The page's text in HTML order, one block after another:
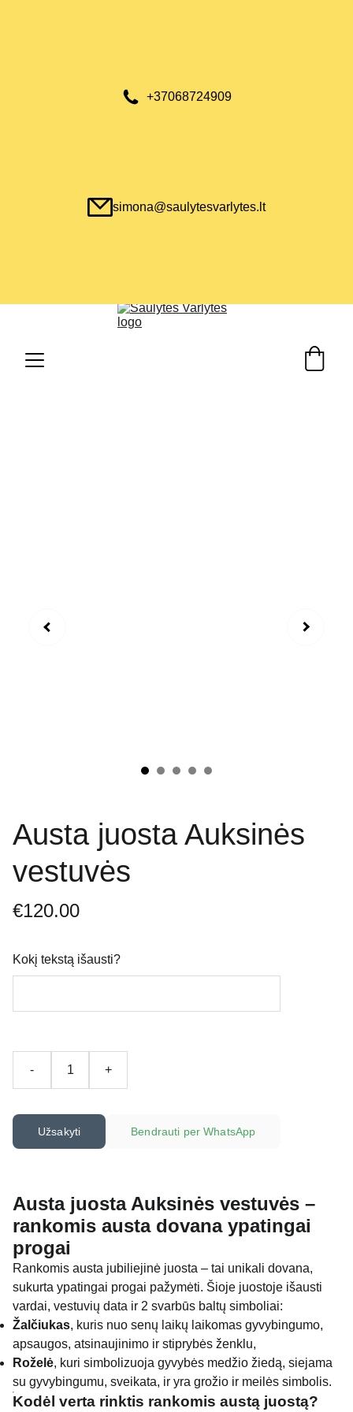
Austa juosta Auksinės
vestuvės
€120.00
Kokį tekstą išausti?
- +
Užsakyti Bendrauti per WhatsApp
Austa juosta Auksinės vestuvės –
rankomis austa dovana ypatingai
progai
Rankomis austa jubiliejinė juosta – tai unikali dovana,
sukurta ypatingai progai pažymėti. Šioje juostoje išausti
vardai, vestuvių data ir 2 svarbūs baltų simboliai:
Žalčiukas, kuris nuo senų laikų laikomas gyvybingumo,
apsaugos, atsinaujinimo ir stiprybės ženklu,
Roželė, kuri simbolizuoja gyvybės medžio žiedą, siejama
su gyvybingumu, sveikata, ir yra grožio ir meilės simbolis.
Kodėl verta rinktis rankomis austą juostą?
+37068724909
simona@saulytesvarlytes.lt